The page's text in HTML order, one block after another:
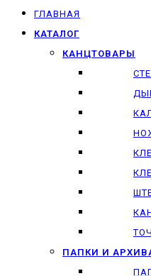
ГЛАВНАЯ
КАТАЛОГ
КАНЦТОВАРЫ
ПАПКИ И